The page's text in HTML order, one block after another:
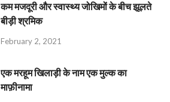
कम मजदूरी और स्वास्थ्य जोखिमों के बीच झूलते
बीड़ी श्रमिक
February 2, 2021
एक मरहूम खिलाड़ी के नाम एक मुल्क का
माफ़ीनामा